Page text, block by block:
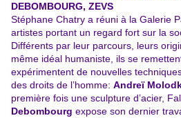
DEBOMBOURG, ZEVS
Stéphane Chatry a réuni à la Galerie
artistes portant un regard fort sur la
Différents par leur parcours, leurs
même idéal humaniste, ils se
expérimentent de nouvelles
des droits de l’homme: Andreï
première fois une sculpture d’acier,
Debombourg expose son dernier